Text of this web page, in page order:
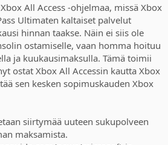
All Access -ohjelmaa, missä Xbox
Ultimaten kaltaiset palvelut
hinnan taakse. Näin ei siis ole
ostamiselle, vaan homma hoituu
ja kuukausimaksulla. Tämä toimii
ostat Xbox All Accessin kautta Xbox
sen kesken sopimuskauden Xbox
siirtymää uuteen sukupolveen
maksamista.